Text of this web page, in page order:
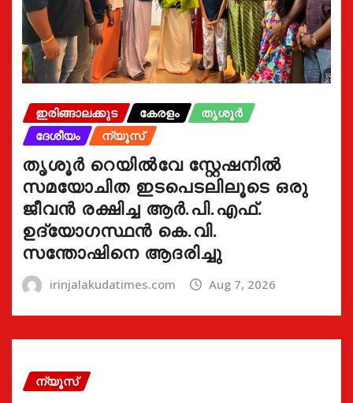
ഇരിങ്ങാലക്കുട കേരളം
തൃശൂർ
ദേശീയം
ന്യൂസ്
തൃശൂർ റെയിൽവേ സ്റ്റേഷനിൽ
സമയോചിത ഇടപെടലിലൂടെ ഒരു
ജീവൻ രക്ഷിച്ച ആർ.പി.എഫ്.
ഉദ്യോഗസ്ഥൻ കെ.വി.
സന്തോഷിനെ ആദരിച്ചു
irinjalakudatimes.com Aug 7, 2026
ന്യൂസ്